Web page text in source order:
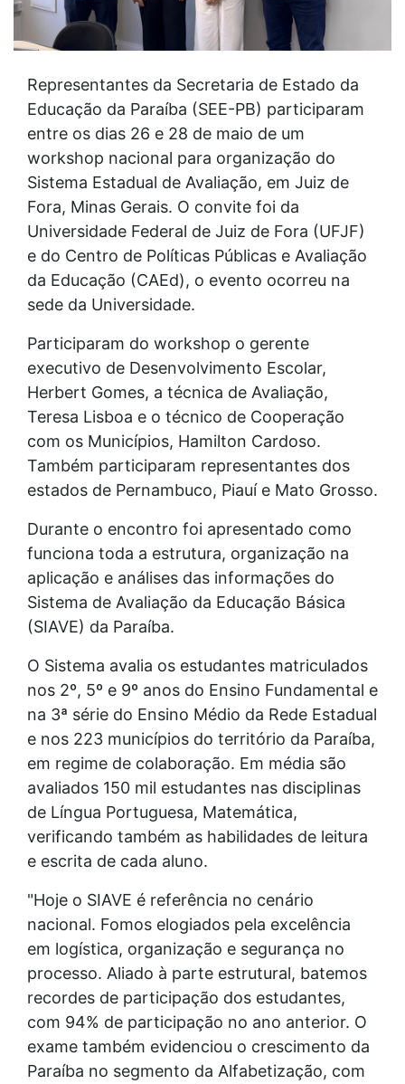
Representantes da Secretaria de Estado da
Educação da Paraíba (SEE-PB) participaram
entre os dias 26 e 28 de maio de um
workshop nacional para organização do
Sistema Estadual de Avaliação, em Juiz de
Fora, Minas Gerais. O convite foi da
Universidade Federal de Juiz de Fora (UFJF)
e do Centro de Políticas Públicas e Avaliação
da Educação (CAEd), o evento ocorreu na
sede da Universidade.
Participaram do workshop o gerente
executivo de Desenvolvimento Escolar,
Herbert Gomes, a técnica de Avaliação,
Teresa Lisboa e o técnico de Cooperação
com os Municípios, Hamilton Cardoso.
Também participaram representantes dos
estados de Pernambuco, Piauí e Mato Grosso.
Durante o encontro foi apresentado como
funciona toda a estrutura, organização na
aplicação e análises das informações do
Sistema de Avaliação da Educação Básica
(SIAVE) da Paraíba.
O Sistema avalia os estudantes matriculados
nos 2º, 5º e 9º anos do Ensino Fundamental e
na 3ª série do Ensino Médio da Rede Estadual
e nos 223 municípios do território da Paraíba,
em regime de colaboração. Em média são
avaliados 150 mil estudantes nas disciplinas
de Língua Portuguesa, Matemática,
verificando também as habilidades de leitura
e escrita de cada aluno.
"Hoje o SIAVE é referência no cenário
nacional. Fomos elogiados pela excelência
em logística, organização e segurança no
processo. Aliado à parte estrutural, batemos
recordes de participação dos estudantes,
com 94% de participação no ano anterior. O
exame também evidenciou o crescimento da
Paraíba no segmento da Alfabetização, com